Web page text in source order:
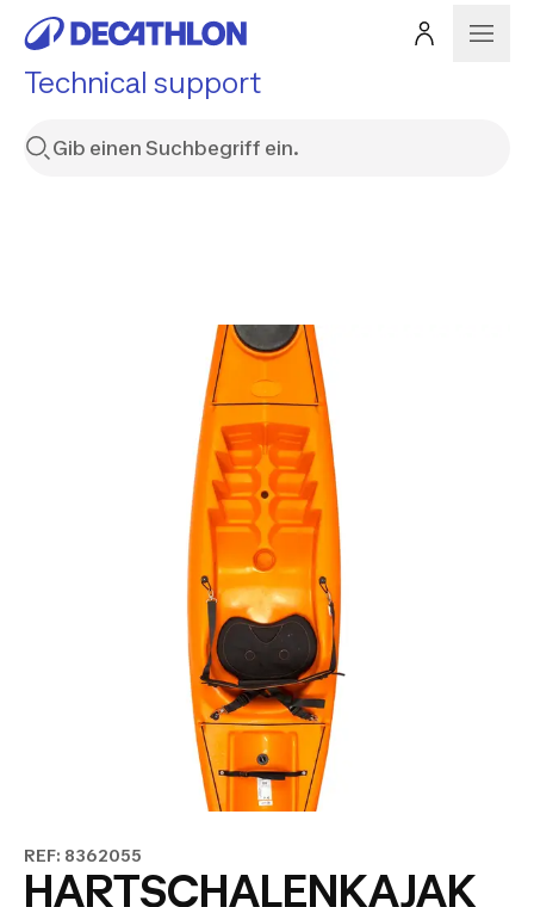
Technical support
REF: 8362055
HARTSCHALENKAJAK